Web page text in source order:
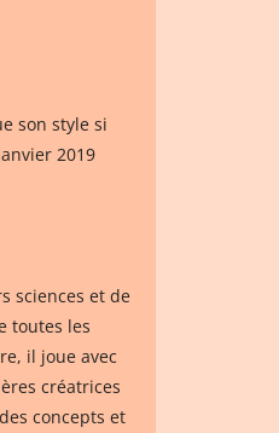
son style si
2019
sciences et de
toutes les
il joue avec
créatrices
concepts et